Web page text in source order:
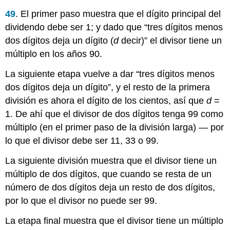
49. El primer paso muestra que el dígito principal del
dividendo debe ser 1; y dado que “tres dígitos menos
dos dígitos deja un dígito (ddecir)” el divisor tiene un
múltiplo en los años 90.
La siguiente etapa vuelve a dar “tres dígitos menos
dos dígitos deja un dígito”, y el resto de la primera
división es ahora el dígito de los cientos, así qued=
1. De ahí que el divisor de dos dígitos tenga 99 como
múltiplo (en el primer paso de la división larga) — por
lo que el divisor debe ser 11, 33 o 99.
La siguiente división muestra que el divisor tiene un
múltiplo de dos dígitos, que cuando se resta de un
número de dos dígitos deja un resto de dos dígitos,
por lo que el divisor no puede ser 99.
La etapa final muestra que el divisor tiene un múltiplo